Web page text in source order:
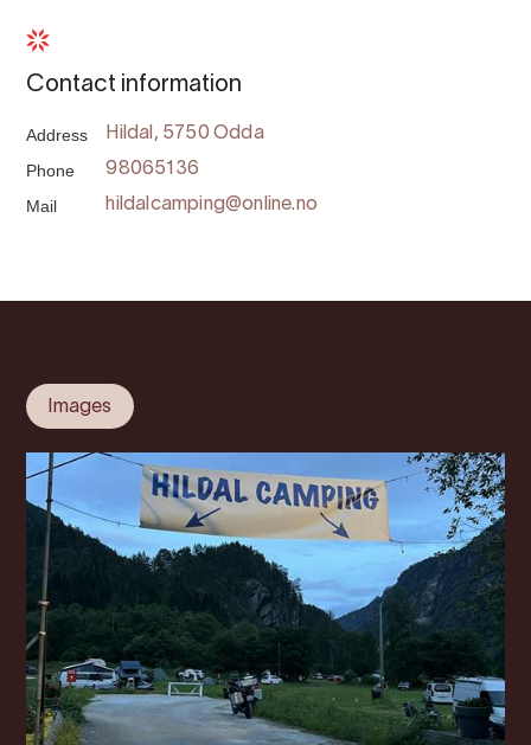
Contact information
Address Hildal, 5750 Odda
Phone 98065136
Mail hildalcamping@online.no
Images